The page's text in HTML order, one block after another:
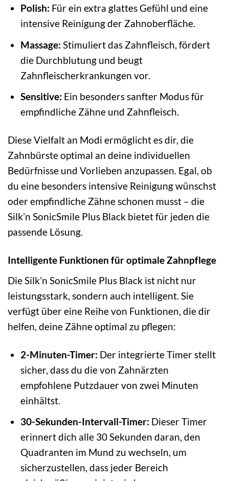
Polish: Für ein extra glattes Gefühl und eine
intensive Reinigung der Zahnoberfläche.
Massage: Stimuliert das Zahnfleisch, fördert
die Durchblutung und beugt
Zahnfleischerkrankungen vor.
Sensitive: Ein besonders sanfter Modus für
empfindliche Zähne und Zahnfleisch.
Diese Vielfalt an Modi ermöglicht es dir, die
Zahnbürste optimal an deine individuellen
Bedürfnisse und Vorlieben anzupassen. Egal, ob
du eine besonders intensive Reinigung wünschst
oder empfindliche Zähne schonen musst – die
Silk’n SonicSmile Plus Black bietet für jeden die
passende Lösung.
Intelligente Funktionen für optimale Zahnpflege
Die Silk’n SonicSmile Plus Black ist nicht nur
leistungsstark, sondern auch intelligent. Sie
verfügt über eine Reihe von Funktionen, die dir
helfen, deine Zähne optimal zu pflegen:
2-Minuten-Timer: Der integrierte Timer stellt
sicher, dass du die von Zahnärzten
empfohlene Putzdauer von zwei Minuten
einhältst.
30-Sekunden-Intervall-Timer: Dieser Timer
erinnert dich alle 30 Sekunden daran, den
Quadranten im Mund zu wechseln, um
sicherzustellen, dass jeder Bereich